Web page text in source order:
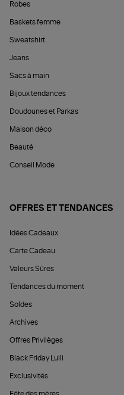
Robes
Baskets femme
Sweatshirt
Jeans
Sacs à main
Bijoux tendances
Doudounes et Parkas
Maison déco
Beauté
Conseil Mode
OFFRES ET TENDANCES
Idées Cadeaux
Carte Cadeau
Valeurs Sûres
Tendances du moment
Soldes
Archives
Offres Privilèges
Black Friday Lulli
Exclusivités